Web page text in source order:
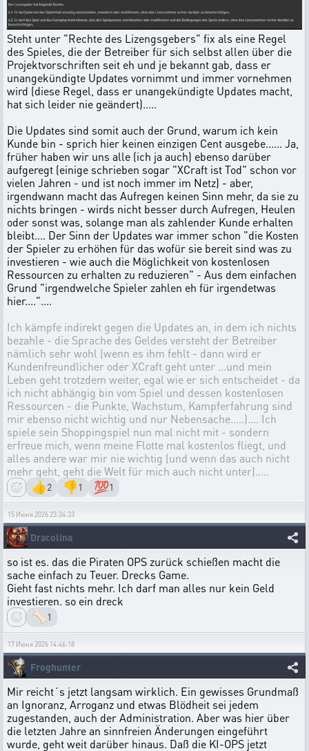
Steht unter "Rechte des Lizengsgebers" fix als eine Regel
des Spieles, die der Betreiber für sich selbst allen über die
Projektvorschriften seit eh und je bekannt gab, dass er
unangekündigte Updates vornimmt und immer vornehmen
wird (diese Regel, dass er unangekündigte Updates macht,
hat sich leider nie geändert).....
Die Updates sind somit auch der Grund, warum ich kein
Kunde bin - sprich hier keinen einzigen Cent ausgebe...... Ja,
früher haben wir uns alle (ich ja auch) ebenso darüber
aufgeregt (einige schrieben sogar "XCraft ist Tod" schon vor
vielen Jahren - und ist noch immer im Netz) - aber,
irgendwann macht das Aufregen keinen Sinn mehr, da sie zu
nichts bringen - wirds nicht besser durch Aufregen, Heulen
oder sonst was, solange man als zahlender Kunde erhalten
bleibt.... Der Sinn der Updates war immer schon "die Kosten
der Spieler zu erhöhen für das wofür sie bereit sind was zu
investieren - wie auch die Möglichkeit von kostenlosen
Ressourcen zu erhalten zu reduzieren" - Aus dem einfachen
Grund "irgendwelche Spieler zahlen eh für irgendetwas
hier...."....
Ich kämpfe indirekt gegen die Updates an, in dem ich nichts
bezahle - die Sprache des Geldes versteht der Betreiber
nämlich sehr wohl (wenn es ihm fehlt - dann wird er
Kundenfreundlicher oder XCraft geht unter ...und mein
Leben geht trotzdem weiter, egal wie er sich entscheidet - da
ich nicht abhängig bin vom Spiel und dessen kostenlosen
Ressourcen - die Punkte, Wachstum, Kampferfahrung sind
mir ebenso nicht wichtig und nur Nebensache.....).... Ich
spiele sein Shoppingspiel nun mal nicht mit - sondern
erfreue mich, wenn meine Flotte mal kostenlos fliegt, und
alles andere war mir nie wichtig (und wenn das auch nicht
mehr geht, geht die Welt für mich auch nicht unter).....
👍2 👎1 💯1
15 Июня 2026 23:34:33
Dracolina
so ist es. das die Piraten OPS zurück schießen macht die
sache einfach zu Teuer. Drecks Game.
Gieht fast nichts mehr. Ich darf man alles nur kein Geld
investieren. so ein dreck
🦴1
17 Июня 2026 14:46:18
Froghunter
Mir reicht´s jetzt langsam wirklich. Ein gewisses Grundmaß
an Ignoranz, Arroganz und etwas Blödheit sei jedem
zugestanden, auch der Administration. Aber was hier über
die letzten Jahre an sinnfreien Änderungen eingeführt
wurde, geht weit darüber hinaus. Daß die KI-OPS jetzt